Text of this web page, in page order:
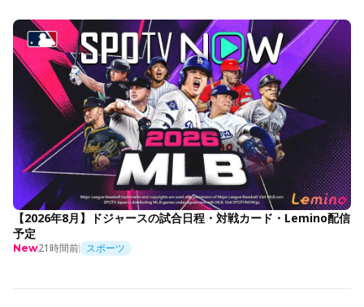
【2026年8月】ドジャースの試合日程・対戦カード・Lemino配信
予定
New21時間前 スポーツ